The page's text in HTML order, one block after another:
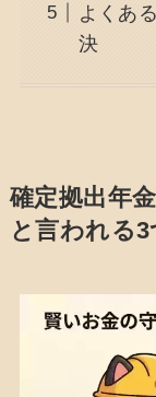
よくあ
決
確定拠出年
と言われる